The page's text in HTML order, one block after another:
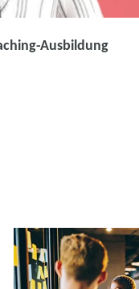
Ausbildung